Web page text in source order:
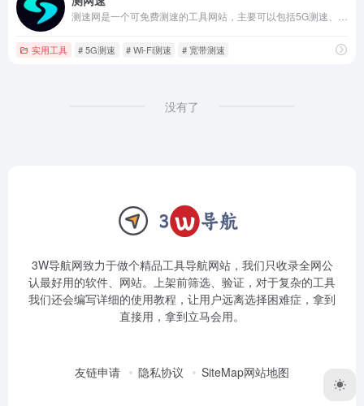
实用工具 # 5G测速 # Wi-Fi测速 # 宽带测速
没有了
3W导航网致力于做个精品工具导航网站，我们只收录全网公
认最好用的软件、网站。上架前筛选、验证，对于复杂的工具
我们还会编写详细的使用教程，让用户远离选择困难症，拿到
直接用，拿到立马会用。
友链申请 隐私协议 SiteMap网站地图